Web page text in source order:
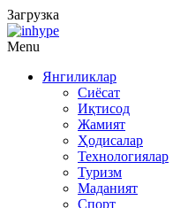
Загрузка
Menu
Янгиликлар
Сиёсат
Иқтисод
Жамият
Ҳодисалар
Технологиялар
Туризм
Маданият
Спорт